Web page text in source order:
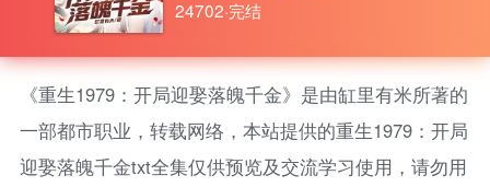
24702·完结
《重生1979：开局迎娶落魄千金》是由缸里有米所著的
一部都市职业，转载网络，本站提供的重生1979：开局
迎娶落魄千金txt全集仅供预览及交流学习使用，请勿用